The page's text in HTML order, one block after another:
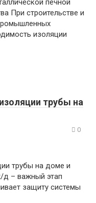
печной
При строительстве и
изоляции
трубы на
0
трубы на доме и
д – важный этап
защиту системы